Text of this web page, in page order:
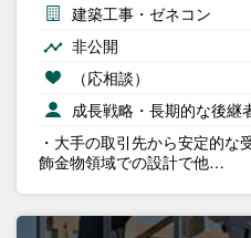
建築工事・ゼネコン
非公開
（応相談）
成長戦略・長期的な後継
・大手の取引先から安定的
飾金物領域での設計で他…